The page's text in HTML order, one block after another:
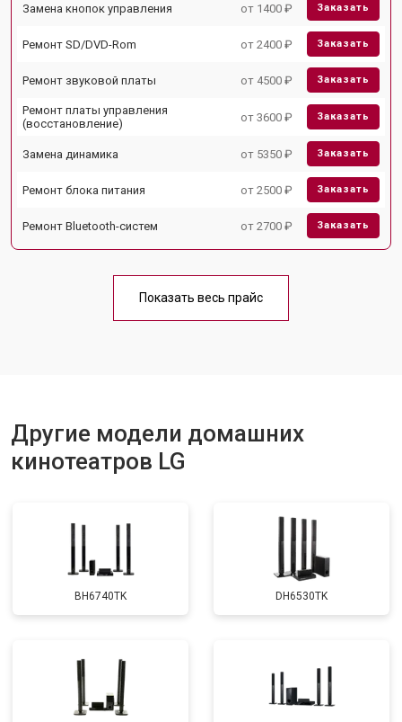
Замена кнопок управления от 1400 ₽ Заказать
Ремонт SD/DVD-Rom от 2400 ₽ Заказать
Ремонт звуковой платы от 4500 ₽ Заказать
Ремонт платы управления
(восстановление)
от 3600 ₽ Заказать
Замена динамика от 5350 ₽ Заказать
Ремонт блока питания от 2500 ₽ Заказать
Ремонт Bluetooth-систем от 2700 ₽ Заказать
Показать весь прайс
Другие модели домашних
кинотеатров LG
BH6740TK DH6530TK